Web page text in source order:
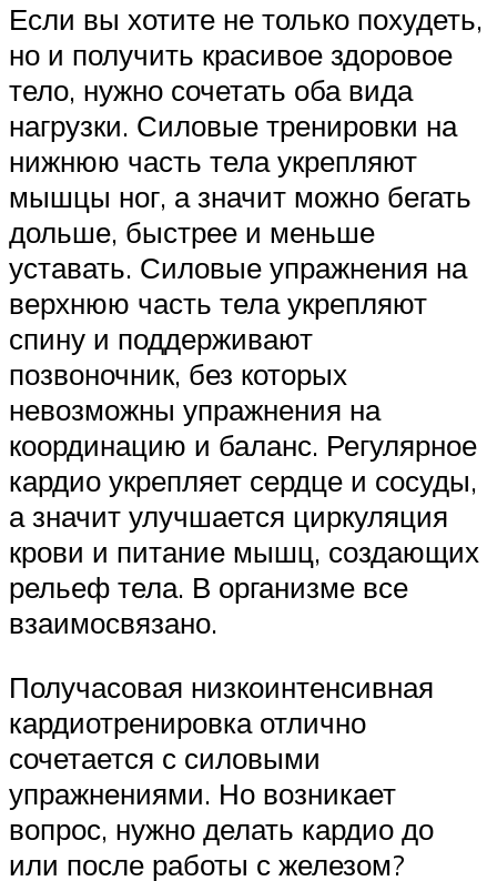
Если вы хотите не только похудеть,
но и получить красивое здоровое
тело, нужно сочетать оба вида
нагрузки. Силовые тренировки на
нижнюю часть тела укрепляют
мышцы ног, а значит можно бегать
дольше, быстрее и меньше
уставать. Силовые упражнения на
верхнюю часть тела укрепляют
спину и поддерживают
позвоночник, без которых
невозможны упражнения на
координацию и баланс. Регулярное
кардио укрепляет сердце и сосуды,
а значит улучшается циркуляция
крови и питание мышц, создающих
рельеф тела. В организме все
взаимосвязано.
Получасовая низкоинтенсивная
кардиотренировка отлично
сочетается с силовыми
упражнениями. Но возникает
вопрос, нужно делать кардио до
или после работы с железом?